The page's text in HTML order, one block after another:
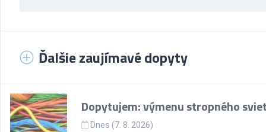
Ďalšie zaujímavé dopyty
Dopytujem: výmenu stropného
Dnes (7. 8. 2026)